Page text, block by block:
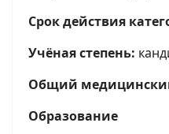
Срок действия
Учёная степень:
Общий
Образование